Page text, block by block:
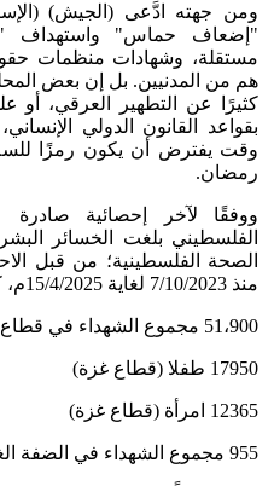
ومن جهته ادَّعى (الجيش)
"إضعاف حماس" واستهداف
مستقلة، وشهادات منظمات
هم من المدنيين. بل إن بعض
كثيرًا عن التطهير العرقي، أو
بقواعد القانون الدولي
وقت يفترض أن يكون رمزًا
رمضان.
ووفقًا لآخر إحصائية صادرة
الفلسطيني بلغت الخسائر
الصحة الفلسطينية؛ من قبل
منذ 7/10/2023 لغاية 15/4/2025م، كما يلي:
51،900 مجموع الشهداء في قطاع غزة
17950 طفلا (قطاع غزة)
12365 امرأة (قطاع غزة)
955 مجموع الشهداء في الضفة الغربية